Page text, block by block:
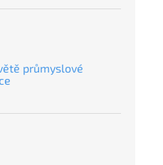
průmyslové